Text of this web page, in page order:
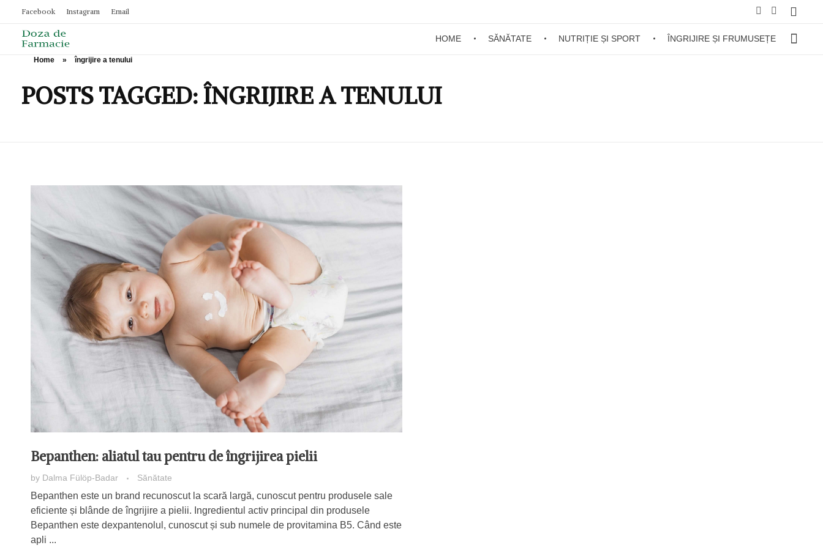
Facebook Instagram Email
HOME SĂNĂTATE NUTRIȚIE ȘI SPORT ÎNGRIJIRE ȘI FRUMUSEȚE
Home » îngrijire a tenului
POSTS TAGGED: ÎNGRIJIRE A TENULUI
Bepanthen: aliatul tau pentru de îngrijirea pielii
by Dalma Fülöp-Badar Sănătate
Bepanthen este un brand recunoscut la scară largă, cunoscut pentru produsele sale
eficiente și blânde de îngrijire a pielii. Ingredientul activ principal din produsele
Bepanthen este dexpantenolul, cunoscut și sub numele de provitamina B5. Când este
apli ...